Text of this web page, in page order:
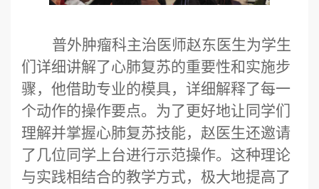
普外肿瘤科主治医师赵东医生为学生
们详细讲解了心肺复苏的重要性和实施步
骤，他借助专业的模具，详细解释了每一
个动作的操作要点。为了更好地让同学们
理解并掌握心肺复苏技能，赵医生还邀请
了几位同学上台进行示范操作。这种理论
与实践相结合的教学方式，极大地提高了